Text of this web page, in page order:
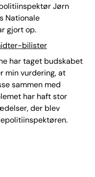
Jørn
Nationale
gjort op.
bilister
har taget budskabet
min vurdering, at
sammen med
har haft stor
der blev